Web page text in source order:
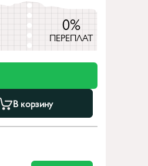
0%
ПЕРЕПЛАТ
В корзину